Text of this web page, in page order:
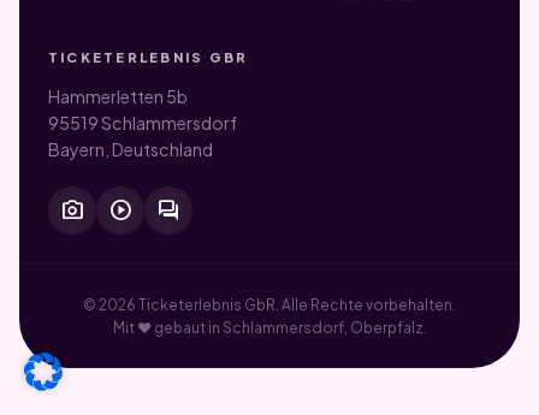
TICKETERLEBNIS GBR
Hammerletten 5b
95519 Schlammersdorf
Bayern, Deutschland
photo_camera play_circle forum
© 2026 Ticketerlebnis GbR. Alle Rechte vorbehalten.
Mit ♥ gebaut in Schlammersdorf, Oberpfalz.